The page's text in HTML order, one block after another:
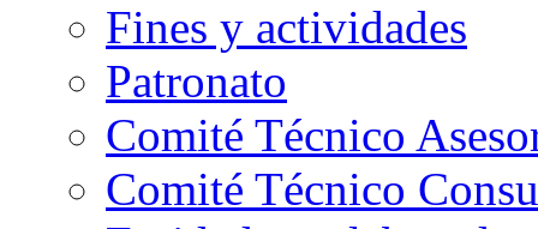
Fines y actividades
Patronato
Comité Técnico
Comité Técnico